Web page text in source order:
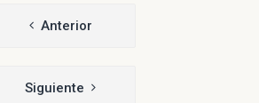
Anterior
Siguiente